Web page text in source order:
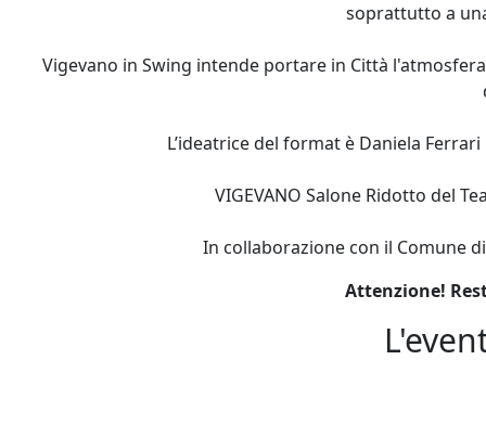
soprattutto a
Vigevano in Swing intende portare in Città
L’ideatrice del format è Daniela
VIGEVANO Salone Ridotto del
In collaborazione con il Comune
Attenzione!